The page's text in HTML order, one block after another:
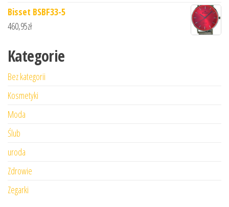
Bisset BSBF33-5
460,95zł
Kategorie
Bez kategorii
Kosmetyki
Moda
Ślub
uroda
Zdrowie
Zegarki